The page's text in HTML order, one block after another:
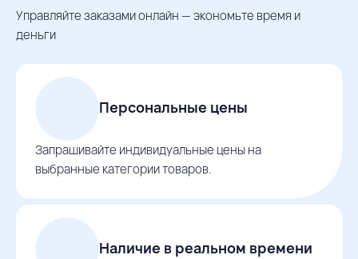
Управляйте заказами онлайн — экономьте время и
деньги
Персональные цены
Запрашивайте индивидуальные цены на
выбранные категории товаров.
Наличие в реальном времени